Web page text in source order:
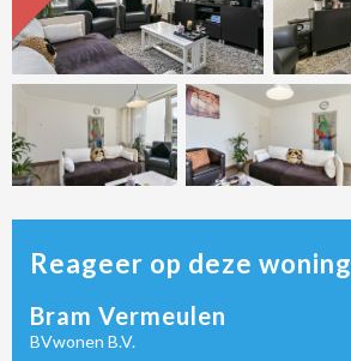
Reageer op deze woning
Bram Vermeulen
BVwonen B.V.